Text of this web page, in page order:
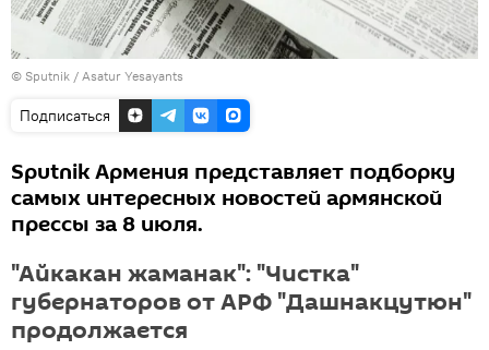
© Sputnik / Asatur Yesayants
Подписаться
Sputnik Армения представляет подборку
самых интересных новостей армянской
прессы за 8 июля.
"Айкакан жаманак": "Чистка"
губернаторов от АРФ "Дашнакцутюн"
продолжается